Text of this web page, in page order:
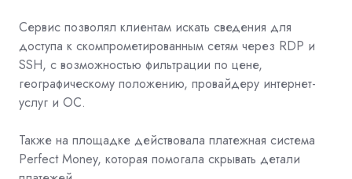
Сервис позволял клиентам искать сведения для
доступа к скомпрометированным сетям через RDP и
SSH, с возможностью фильтрации по цене,
географическому положению, провайдеру интернет-
услуг и ОС.
Также на площадке действовала платежная система
Perfect Money, которая помогала скрывать детали